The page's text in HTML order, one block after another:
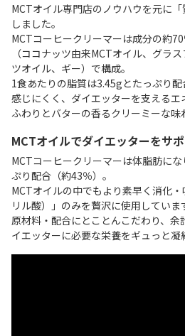
MCTオイル専門店のノウハウを元に
しました。
MCTコーヒークリーマーは成分の約
（ココナッツ由来MCTオイル、グラ
ツオイル、ギー）で構成。
1食あたりの脂質は3.45gとたっぷり
感じにくく、ダイエッターを支えるエ
ふわりとバターの香るクリーミーな味
MCTオイルでダイエッターをサ
MCTコーヒークリーマーは体脂肪に
ぷり配合（約43％）。
MCTオイルの中でもより素早く消化
リル酸）」のみを贅沢に使用していま
原材料・配合にとことんこだわり、余
イエッターに必要な栄養をギュっと凝